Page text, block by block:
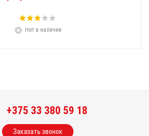
Нет в наличии
+375 33 380 59 18
Заказать звонок